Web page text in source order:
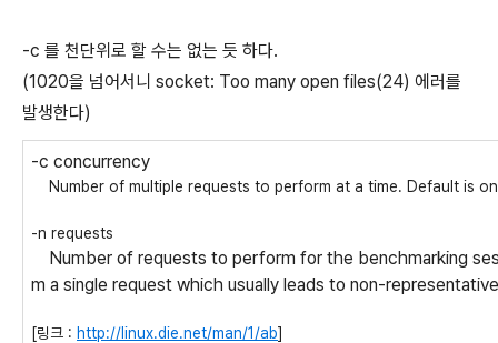
-c 를 천단위로 할 수는 없는 듯 하다.
(1020을 넘어서니 socket: Too many open files(24) 에러를
발생한다)
-c concurrency
Number of multiple requests to perform at a time. Default is
-n requests
Number of requests to perform for the benchmarking
m a single request which usually leads to non-
[링크 : http://linux.die.net/man/1/ab]